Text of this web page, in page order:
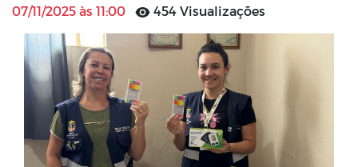
07/11/2025 às 11:00
454 Visualizações